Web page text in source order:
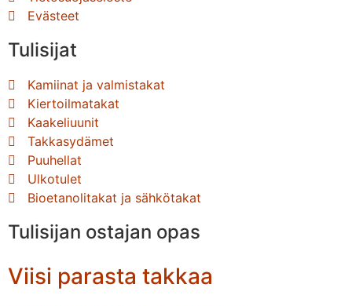
Evästeet
Tulisijat
Kamiinat ja valmistakat
Kiertoilmatakat
Kaakeliuunit
Takkasydämet
Puuhellat
Ulkotulet
Bioetanolitakat ja sähkötakat
Tulisijan ostajan opas
Viisi parasta takkaa